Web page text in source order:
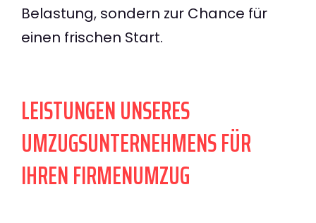
Belastung, sondern zur Chance für
einen frischen Start.
LEISTUNGEN UNSERES
UMZUGSUNTERNEHMENS FÜR
IHREN FIRMENUMZUG